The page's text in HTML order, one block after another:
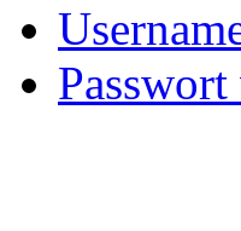
Passwort